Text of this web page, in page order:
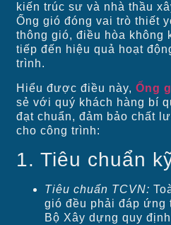
kiến trúc sư và nhà thầu
Ống gió đóng vai trò thiết
thông gió, điều hòa không
tiếp đến hiệu quả hoạt
trình.
Hiểu được điều này,Ống
sẻ với quý khách hàng bí
đạt chuẩn, đảm bảo chất
cho công trình:
1. Tiêu chuẩn
Tiêu chuẩn TCVN:
gió đều phải đáp ứng
Bộ Xây dựng quy